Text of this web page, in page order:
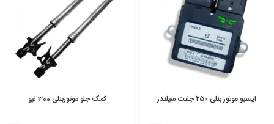
ایسیو موتور بنلی ۲۵۰ جفت سیلندر کمک جلو موتوربنلی 300 نیو